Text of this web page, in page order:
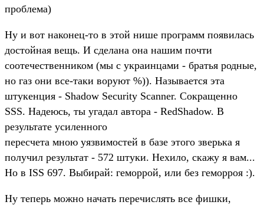
проблема)
Ну и вот наконец-то в этой нише программ появилась
достойная вещь. И сделана она нашим почти
соотечественником (мы с украинцами - братья родные,
но газ они все-таки воруют %)). Называется эта
штукенция - Shadow Security Scanner. Сокращенно
SSS. Надеюсь, ты угадал автора - RedShadow. В
результате усиленного
пересчета мною уязвимостей в базе этого зверька я
получил результат - 572 штуки. Нехило, скажу я вам...
Но в ISS 697. Выбирай: геморрой, или без геморроя :).
Ну теперь можно начать перечислять все фишки,